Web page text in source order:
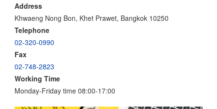
Address
Khwaeng Nong Bon, Khet Prawet, Bangkok 10250
Telephone
02-320-0990
Fax
02-748-2823
Working Time
Monday-Friday time 08:00-17:00